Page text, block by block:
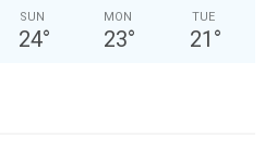
SUN
24°
MON
23°
TUE
21 °